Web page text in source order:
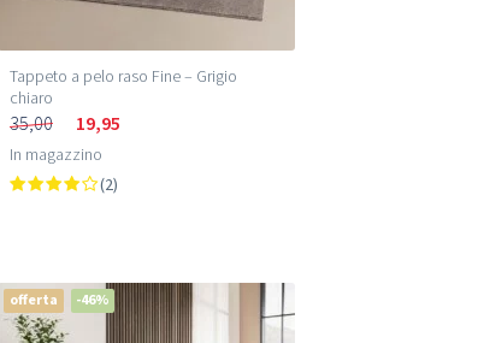
Tappeto a pelo raso Fine – Grigio
chiaro
35,00 19,95
In magazzino
(2)
offerta -46%